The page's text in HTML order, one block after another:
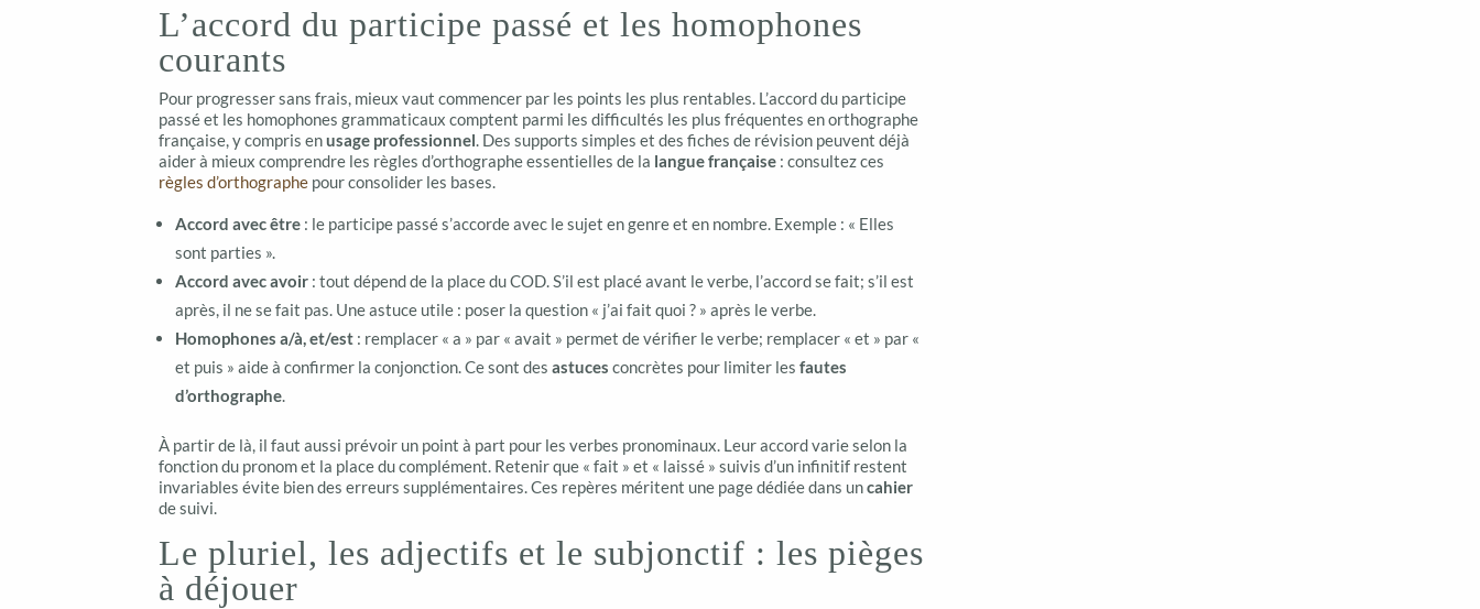
L’accord du participe passé et les homophones
courants
Pour progresser sans frais, mieux vaut commencer par les points les plus rentables. L’accord du participe
passé et les homophones grammaticaux comptent parmi les difficultés les plus fréquentes en orthographe
française, y compris enusage professionnel. Des supports simples et des fiches de révision peuvent déjà
aider à mieux comprendre les règles d’orthographe essentielles de la langue française : consultez ces
règles d’orthographe pour consolider les bases.
Accord avec être : le participe passé s’accorde avec le sujet en genre et en nombre. Exemple : « Elles
sont parties ».
Accord avec avoir : tout dépend de la place du COD. S’il est placé avant le verbe, l’accord se fait; s’il est
après, il ne se fait pas. Une astuce utile : poser la question « j’ai fait quoi ? » après le verbe.
Homophones a/à, et/est : remplacer « a » par « avait » permet de vérifier le verbe; remplacer « et » par «
et puis » aide à confirmer la conjonction. Ce sont desastuces concrètes pour limiter lesfautes
d’orthographe.
À partir de là, il faut aussi prévoir un point à part pour les verbes pronominaux. Leur accord varie selon la
fonction du pronom et la place du complément. Retenir que « fait » et « laissé » suivis d’un infinitif restent
invariables évite bien des erreurs supplémentaires. Ces repères méritent une page dédiée dans uncahier
de suivi.
Le pluriel, les adjectifs et le subjonctif : les pièges
à déjouer